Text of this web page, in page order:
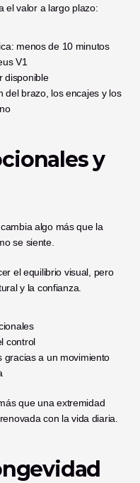
el valor a largo plazo:
menos de 10 minutos
V1
disponible
del brazo, los encajes y los
y
algo más que la
se siente.
el equilibrio visual, pero
y la confianza.
control
gracias a un movimiento
que una extremidad
con la vida diaria.